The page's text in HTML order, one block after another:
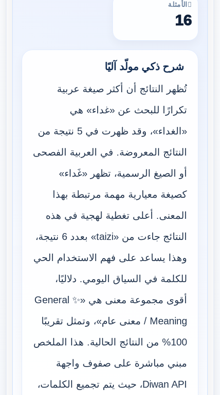
الأمثلة
16
شرح ذكي مولّد آليًا
تُظهر النتائج أن أكثر صيغة عربية
تكرارًا للبحث عن «غداء» هي
«الغداء»، وقد ظهرت في 5 نتيجة من
النتائج المعروضة. في العربية الفصحى
أو الصيغ الرسمية، تظهر «غَداء»
كصيغة معيارية مهمة مرتبطة بهذا
المعنى. أعلى تغطية لهجية في هذه
النتائج جاءت من «taizi» بعدد 6 نتيجة،
وهذا يساعد على فهم الاستخدام الحي
للكلمة في السياق اليومي. دلاليًا،
أقوى مجموعة معنى هي «✨ General
Meaning / معنى عام»، وتمثل تقريبًا
100% من النتائج الحالية. هذا الملخص
مبني مباشرة على صفوف واجهة
Diwan API، حيث يتم تجميع الكلمات،